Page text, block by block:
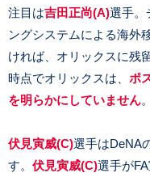
注目は吉田正尚(A)選手。
ングシステムによる海外
ければ、オリックスに残
時点でオリックスは、 ポ
を明らかにしていません。
伏見寅威(C)選手はDeNA
す。 伏見寅威(C)選手が